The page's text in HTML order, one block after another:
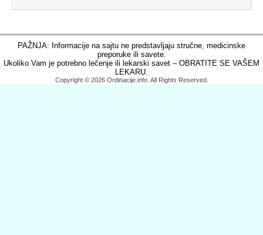
PAŽNJA: Informacije na sajtu ne predstavljaju stručne, medicinske
preporuke ili savete.
Ukoliko Vam je potrebno lečenje ili lekarski savet – OBRATITE SE VAŠEM
LEKARU.
Copyright © 2026 Ordinacije.info. All Rights Reserved.